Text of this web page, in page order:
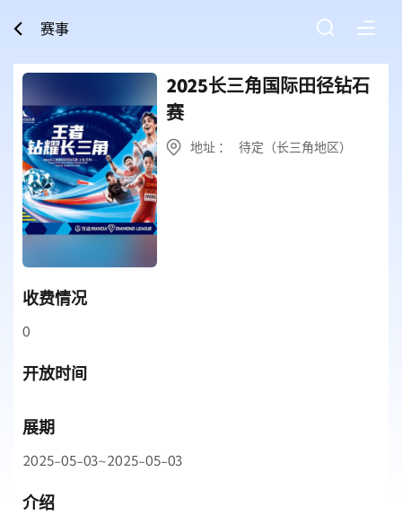
赛事
2025长三角国际田径钻石
赛
地址 ： 待定（长三角地区）
收费情况
0
开放时间
展期
2025-05-03~2025-05-03
介绍